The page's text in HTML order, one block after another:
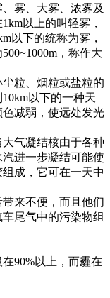
雾、大雾、浓雾及
以上的叫轻雾，
以下的统称为雾，
，称作大
粒、烟粒或盐粒的
以下的一种天
减弱，使远处发光
气凝结核由于各种
进一步凝结可能使
成，它可在一天中
来不便，而且他们
尾气中的污染物组
90%以上，而霾在